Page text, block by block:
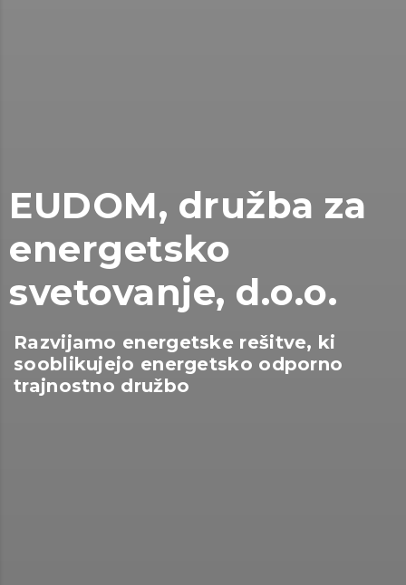
EUDOM, družba za
energetsko
svetovanje, d.o.o.
Razvijamo energetske rešitve, ki
sooblikujejo energetsko odporno
trajnostno družbo